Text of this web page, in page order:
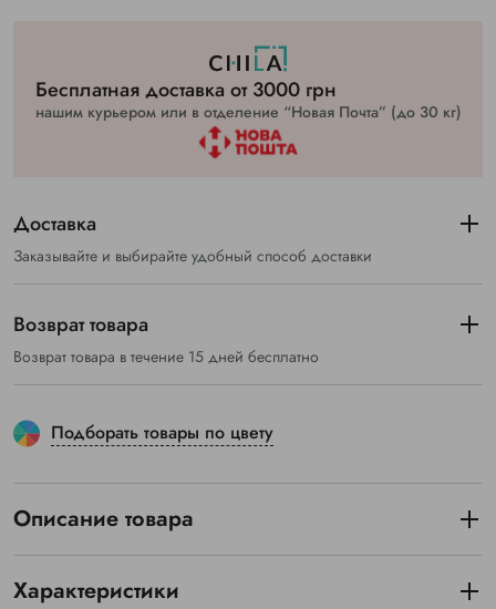
Бесплатная доставка от 3000 грн
нашим курьером или в отделение “Новая Почта” (до 30 кг)
Доставка
Заказывайте и выбирайте удобный способ доставки
Возврат товара
Возврат товара в течение 15 дней бесплатно
Подборать товары по цвету
Описание товара
Характеристики